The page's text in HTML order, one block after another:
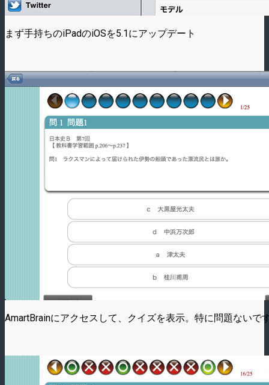
まず手持ちのiPadのiOSを5.1にアップデート
AmartBrainにアクセスして、クイズを表示。特に問題ないで